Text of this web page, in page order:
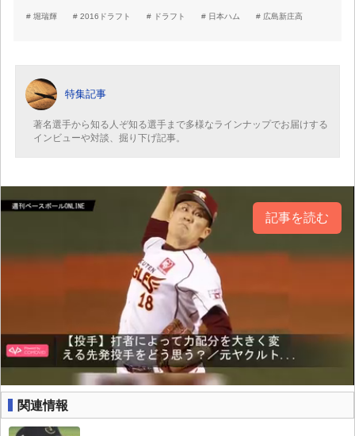
堀瑞輝 2016ドラフト ドラフト 日本ハム 広島新庄高
特集記事
著名選手から知る人ぞ知る選手まで多様なラインナップでお届けする
インビューや対談、掘り下げ記事。
記事を読む
関連情報